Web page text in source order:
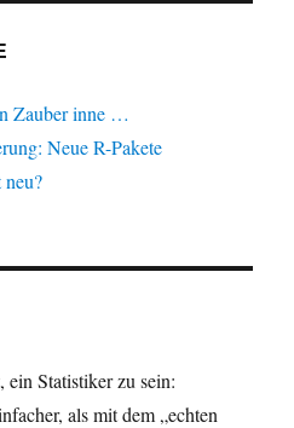
Zauber inne …
Neue R-Pakete
ein Statistiker zu sein:
als mit dem „echten